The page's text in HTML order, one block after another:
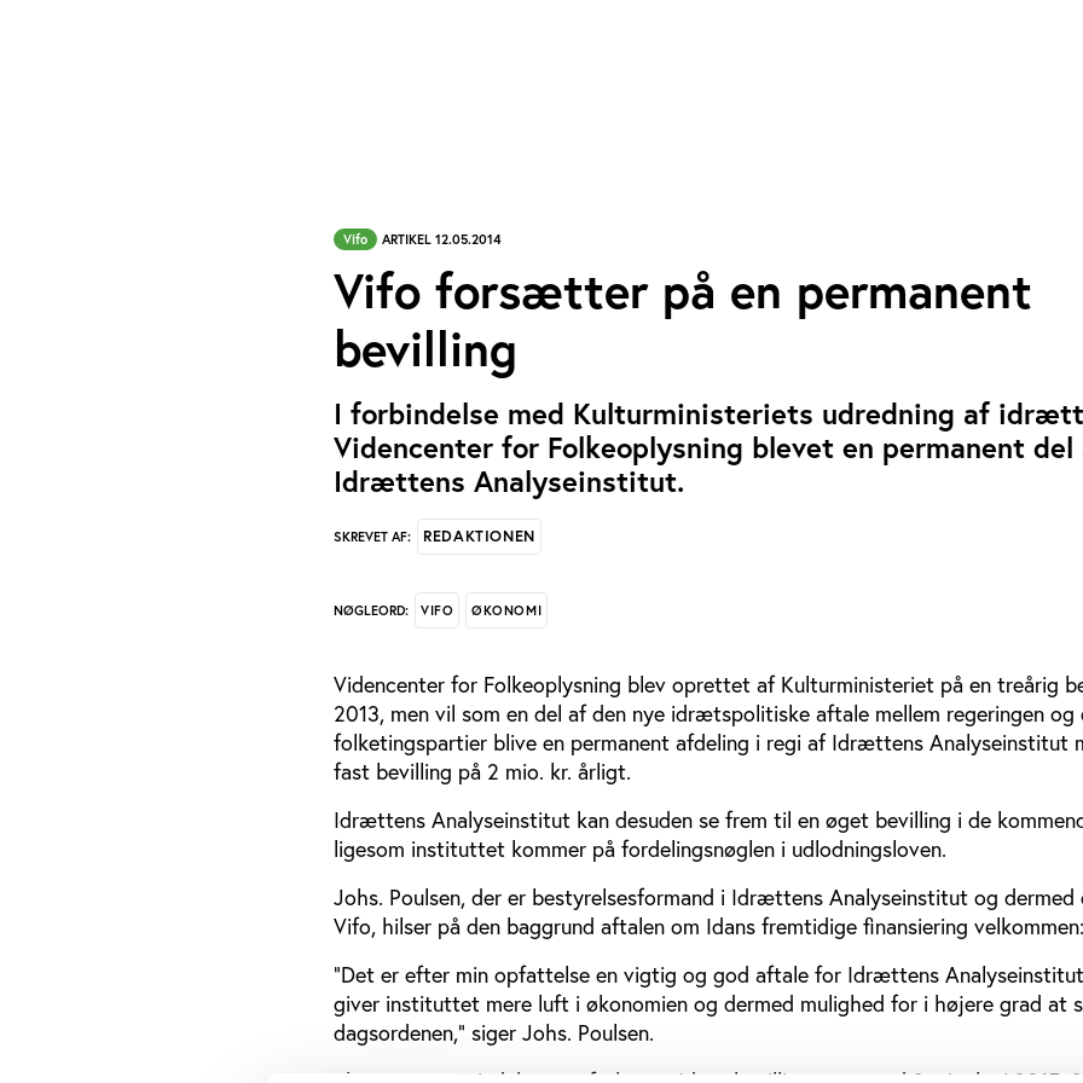
Vifo ARTIKEL 12.05.2014
Vifo forsætter på en permanent
bevilling
I forbindelse med Kulturministeriets udredning af
Videncenter for Folkeoplysning blevet en permanent del
Idrættens Analyseinstitut.
SKREVET AF: REDAKTIONEN
NØGLEORD: VIFO ØKONOMI
Videncenter for Folkeoplysning blev oprettet af Kulturministeriet på en treårig
2013, men vil som en del af den nye idrætspolitiske aftale mellem regeringen og
folketingspartier blive en permanent afdeling i regi af Idrættens Analyseinstitut
fast bevilling på 2 mio. kr. årligt.
Idrættens Analyseinstitut kan desuden se frem til en øget bevilling i de
ligesom instituttet kommer på fordelingsnøglen i udlodningsloven.
Johs. Poulsen, der er bestyrelsesformand i Idrættens Analyseinstitut og dermed
Vifo, hilser på den baggrund aftalen om Idans fremtidige finansiering velkommen:
”Det er efter min opfattelse en vigtig og god aftale for Idrættens
giver instituttet mere luft i økonomien og dermed mulighed for i højere grad at
dagsordenen,” siger Johs. Poulsen.